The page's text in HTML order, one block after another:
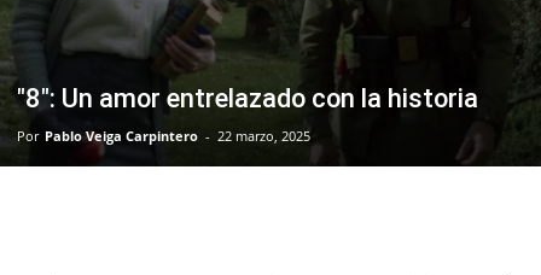
"8": Un amor entrelazado con la historia
Por Pablo Veiga Carpintero - 22 marzo, 2025